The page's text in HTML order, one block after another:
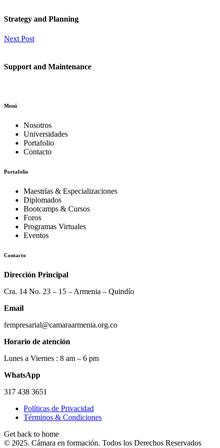
Strategy and Planning
Next Post
Support and Maintenance
Menú
Nosotros
Universidades
Portafolio
Contacto
Portafolio
Maestrías & Especializaciones
Diplomados
Bootcamps & Cursos
Foros
Programas Virtuales
Eventos
Contacto
Dirección Principal
Cra. 14 No. 23 – 15 – Armenia – Quindío
Email
fempresarial@camaraarmenia.org.co
Horario de atención
Lunes a Viernes : 8 am – 6 pm
WhatsApp
317 438 3651
Políticas de Privacidad
Términos & Condiciones
Get back to home
© 2025. Cámara en formación. Todos los Derechos Reservados